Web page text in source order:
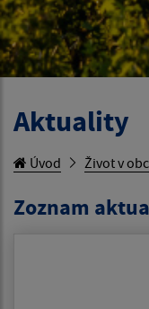
Aktuality
Úvod Život v
Zoznam